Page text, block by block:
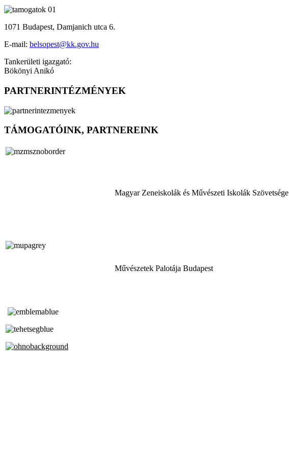
1071 Budapest, Damjanich utca 6.
E-mail: belsopest@kk.gov.hu
Tankerületi igazgató:
Bökönyi Anikó
PARTNERINTÉZMÉNYEK
TÁMOGATÓINK, PARTNEREINK
Magyar Zeneiskolák és Művészeti Iskolák Szövetsége
Művészetek Palotája Budapest